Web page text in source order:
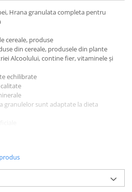
Hrana granulata completa pentru
cereale, produse
din cereale, produsele din plante
Alcoolului, contine fier, vitaminele și
echilibrate
granulelor sunt adaptate la dieta
tineri
echilibrate
granulelor sunt adaptate la dieta si